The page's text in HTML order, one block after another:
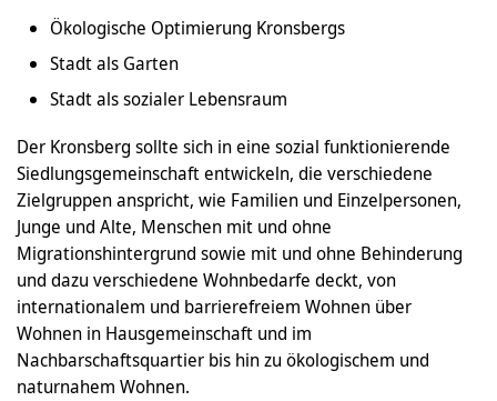
Ökologische Optimierung Kronsbergs
Stadt als Garten
Stadt als sozialer Lebensraum
Der Kronsberg sollte sich in eine sozial funktionierende
Siedlungsgemeinschaft entwickeln, die verschiedene
Zielgruppen anspricht, wie Familien und Einzelpersonen,
Junge und Alte, Menschen mit und ohne
Migrationshintergrund sowie mit und ohne Behinderung
und dazu verschiedene Wohnbedarfe deckt, von
internationalem und barrierefreiem Wohnen über
Wohnen in Hausgemeinschaft und im
Nachbarschaftsquartier bis hin zu ökologischem und
naturnahem Wohnen.